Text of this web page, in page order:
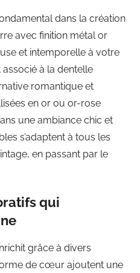
dans la création
avec finition métal or
et intemporelle à votre
à la dentelle
romantique et
en or ou or-rose
une ambiance chic et
s’adaptent à tous les
en passant par le
qui
grâce à divers
de cœur ajoutent une